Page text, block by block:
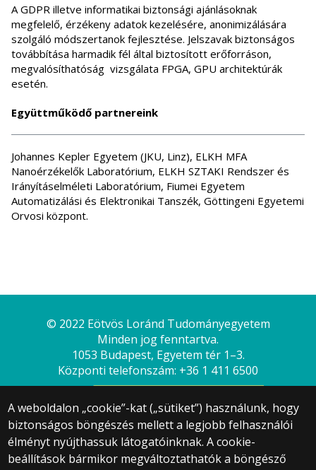
A GDPR illetve informatikai biztonsági ajánlásoknak
megfelelő, érzékeny adatok kezelésére, anonimizálására
szolgáló módszertanok fejlesztése. Jelszavak biztonságos
továbbítása harmadik fél által biztosított erőforráson,
megvalósíthatóság vizsgálata FPGA, GPU architektúrák
esetén.
Együttműködő partnereink
Johannes Kepler Egyetem (JKU, Linz), ELKH MFA
Nanoérzékelők Laboratórium, ELKH SZTAKI Rendszer és
Irányításelméleti Laboratórium, Fiumei Egyetem
Automatizálási és Elektronikai Tanszék, Göttingeni Egyetemi
Orvosi központ.
A weboldalon „cookie”-kat („sütiket”) használunk, hogy
biztonságos böngészés mellett a legjobb felhasználói
élményt nyújthassuk látogatóinknak. A cookie-
beállítások bármikor megváltoztathatók a böngésző
© 2022 Eötvös Loránd Tudományegyetem
Minden jog fenntartva.
1053 Budapest, Egyetem tér 1–3.
Központi telefonszám: +36 1 411 6500